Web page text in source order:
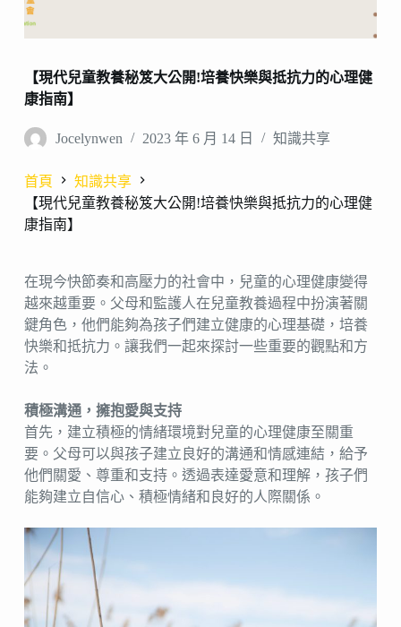
【現代兒童教養秘笈大公開!培養快樂與抵抗力的心理健
康指南】
Jocelynwen 2023 年 6 月 14 日 知識共享
首頁
知識共享
【現代兒童教養秘笈大公開!培養快樂與抵抗力的心理健
康指南】
在現今快節奏和高壓力的社會中，兒童的心理健康變得
越來越重要。父母和監護人在兒童教養過程中扮演著關
鍵角色，他們能夠為孩子們建立健康的心理基礎，培養
快樂和抵抗力。讓我們一起來探討一些重要的觀點和方
法。
積極溝通，擁抱愛與支持
首先，建立積極的情緒環境對兒童的心理健康至關重
要。父母可以與孩子建立良好的溝通和情感連結，給予
他們關愛、尊重和支持。透過表達愛意和理解，孩子們
能夠建立自信心、積極情緒和良好的人際關係。